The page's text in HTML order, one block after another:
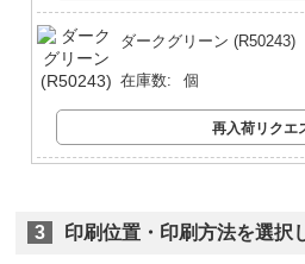
ダークグリーン (R50243)
在庫数: 個
再入荷リクエ
3 印刷位置・印刷方法を選択